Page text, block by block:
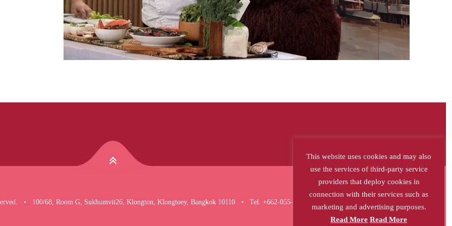
• 100/68, Room G, Sukhumvit26, Klongton, Klongtoey, Bangkok 10110 • Tel. +662-055-6258
This website uses cookies and may also
use the services of third-party service
providers that deploy cookies in
connection with their services such as
marketing and advertising purposes.
Read More Read More